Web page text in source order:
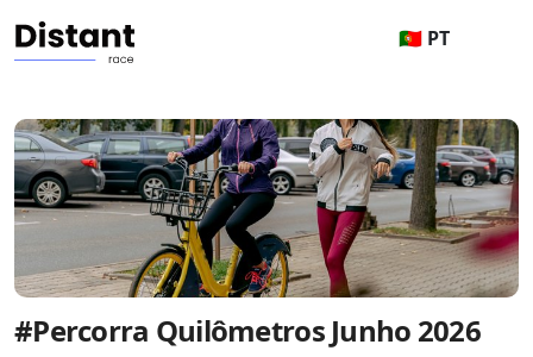
🇵🇹 PT
#Percorra Quilômetros Junho 2026